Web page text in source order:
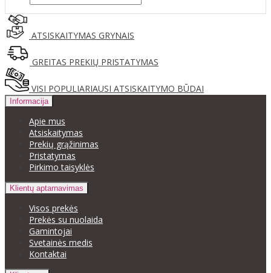
ATSISKAITYMAS GRYNAIS
GREITAS PREKIŲ PRISTATYMAS
VISI POPULIARIAUSI ATSISKAITYMO BŪDAI
Informacija
Apie mus
Atsiskaitymas
Prekių grąžinimas
Pristatymas
Pirkimo taisyklės
Klientų aptarnavimas
Visos prekės
Prekės su nuolaida
Gamintojai
Svetainės medis
Kontaktai